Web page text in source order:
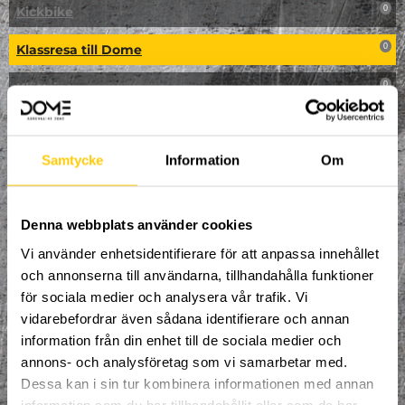
Samtycke Information Om
Denna webbplats använder cookies
Vi använder enhetsidentifierare för att anpassa innehållet
och annonserna till användarna, tillhandahålla funktioner
för sociala medier och analysera vår trafik. Vi
vidarebefordrar även sådana identifierare och annan
information från din enhet till de sociala medier och
annons- och analysföretag som vi samarbetar med.
Dessa kan i sin tur kombinera informationen med annan
Kickbike 0
Klassresa till Dome 0
Klättring 0
LAN 0
Multisport
Parkour
Påsk på Dome
Påsklovsläger
Skateboard